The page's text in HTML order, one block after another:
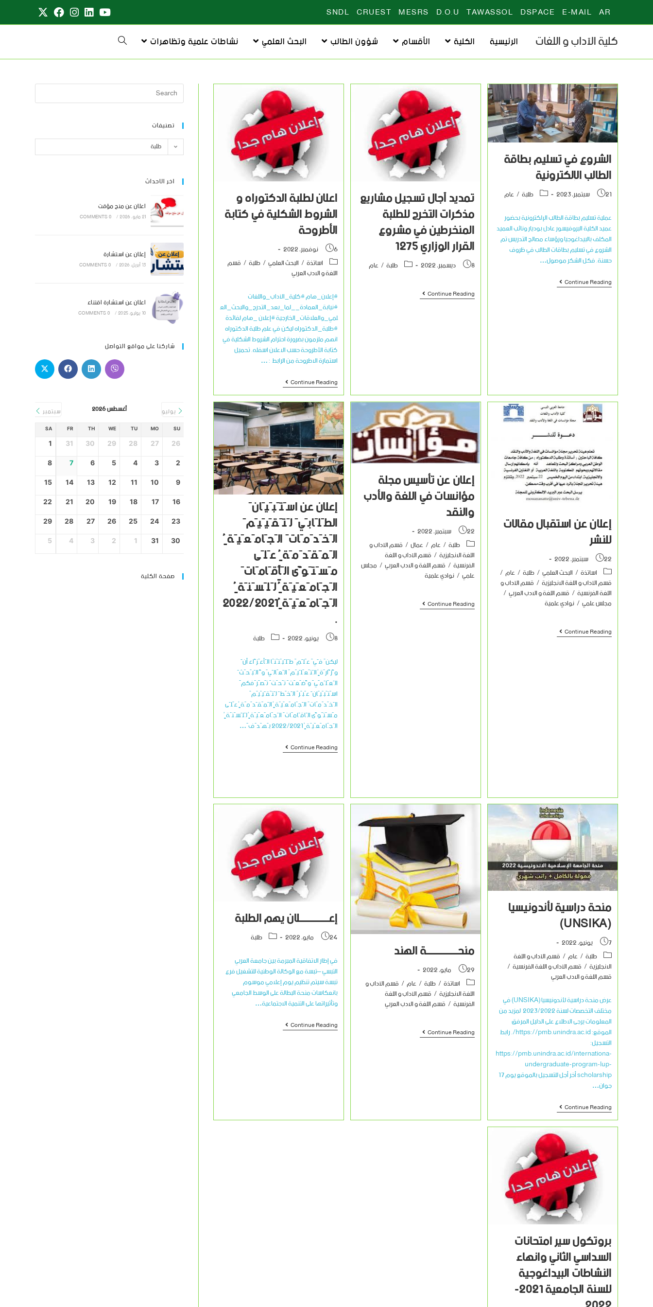
AR
E-MAIL
DSPACE
TAWASSOL
D.O.U
MESRS
CRUEST
SNDL
كلية الآداب و اللغات الرئيسية الكلية الأقسام شؤون الطالب البحث العلمي نشاطات علمية وتظاهرات
الشروع في تسليم بطاقة
الطالب الإلكترونية
21 سبتمبر، 2023 طلبة/عام
عملية تسليم بطاقة الطالب الإلكترونية بحضور
عميد الكلية البروفيسور عادل بوديار ونائب العميد
المكلف بالبيداغوجيا ورؤساء مصالح التدريس تم
الشروع في تسليم بطاقات الطالب في ظروف
حسنة. فكل الشكر موصول…
Continue Reading
تمديد آجال تسجيل مشاريع
مذكرات التخرج للطلبة
المنخرطين في مشروع
القرار الوزاري 1275
8 ديسمبر، 2022 طلبة/عام
Continue Reading
اعلان لطلبة الدكتوراه و
الشروط الشكلية في كتابة
الأطروحة
6 نوفمبر، 2022
اساتذة/ البحث العلمي/طلبة/ قسم
اللغة و الادب العربي
#إعلان_هام #كلية_الآداب_واللغات
#نيابة_العمادة__لما_بعد_التدرج_والبحث_الع
لمي_والعلاقات_الخارجية #إعلان _هام لفائدة
#طلبة_الدكتوراه ليكن في علم طلبة الدكتوراه
انهم ملزمون بضرورة احترام الشروط الشكلية في
كتابة الأطروحة حسب الاعلان اسفله. تحميل
استمارة الاطروحة من الرابط : …
Continue Reading
إعلان عن استقبال مقالات
للنشر
22 سبتمبر، 2022
اساتذة/ البحث العلمي/طلبة/عام/
قسم الآداب و اللغة الانجليزية/ قسم الآداب و
اللغة الفرنسية/ قسم اللغة و الادب العربي/
مجلس علمي/نوادي علمية
Continue Reading
إعلان عن تأسيس مجلة
مؤانسات في اللغة والأدب
والنقد
22 سبتمبر، 2022
طلبة/عام/عمال/ قسم الآداب و
اللغة الانجليزية/ قسم الآداب و اللغة
الفرنسية/ قسم اللغة و الادب العربي/ مجلس
علمي/نوادي علمية
Continue Reading
إعلان عن اسَتَبَيَانَ
الطَلَابَيَ لَتَقَيَيَمَ
الَخَدَمَاتَ الَجَامَعَيَةٍُ
الَمَقَدَمَةٍُ عَلَى
مَسَتَوًّى الَآٍٍَِقَامَاتَ
الَجَامَعَيَةٍُ لَلَسَنَةٍُ
الَجَامَعَيَةٍُ2022/2021
.
8 يونيو، 2022
طلبة
ليكنَ فَيَ عَلَمَ طَلَبَتَنَا الَأعَزَّاء أنَ
وًّزَّارَةٍُ الَتَعَلَيَمَ الَعَالَيَ وًّ الَبَحَثَ
الَعَلَمَيَ وًّضَعَتَ تَحَتَ تَصَرَفكمَ
اسَتَبَيَانَ عَبَرَ الَخَطَ لَتَقَيَيَمَ
الَخَدَمَاتَ الَجَامَعَيَةٍُ الَمَقَدَمَةٍُ عَلَى
مَسَتَوًّى الَاقَامَاتَ الَجَامَعَيَةٍُ لَلَسَنَةٍُ
الَجَامَعَيَةٍُ 2022/2021 بَهَدَفَ…
Continue Reading
منحة دراسية لأندونيسيا
(UNSIKA)
7 يونيو، 2022
طلبة/عام/ قسم الآداب و اللغة
الانجليزية/ قسم الآداب و اللغة الفرنسية/
قسم اللغة و الادب العربي
عرض منحة دراسية لأندونيسيا (UNSIKA) في
مختلف التخصصات لسنة 2023/2022 لمزيد من
المعلومات يرجى الاطلاع على الدليل المرفق
الموقع: https://pmb.unindra.ac.id/. رابط
التسجيل:
https://pmb.unindra.ac.id/internationa-
undergraduate-program-lup-
scholarship أخر أجل للتسجيل بالموقع يوم 17
جوان…
Continue Reading
منحــــــــــــــة الهند
29 مايو، 2022
اساتذة/طلبة/عام/ قسم الآداب و
اللغة الانجليزية/ قسم الآداب و اللغة
الفرنسية/ قسم اللغة و الادب العربي
Continue Reading
إعـــــــــــــلان يهم الطلبة
24 مايو، 2022
طلبة
في إطار الاتفاقية المبرمة بين جامعة العربي
التبسي –تبسة مع الوكالة الوطنية للتشغيل فرع
تبسة سيتم تنظيم يوم إعلامي موسوم
بانعكاسات منحة البطالة على الوسط الجامعي
وتأثيراتها على التنمية الاجتماعية…
Continue Reading
بروتكول سير امتحانات
السداسي الثاني وانهاء
النشاطات البيداغوجية
للسنة الجامعية 2021-
تصنيفات
طلبة
اخر الاحداث
اعلان عن منح مؤقت
21 مايو، 2026 /
0 COMMENTS
إعلان عن استشارة
13 أبريل، 2026 /
0 COMMENTS
اعلان عن استشارة اقتناء
10 يوليو، 2025 /
0 COMMENTS
شاركنا على مواقع التواصل
يوليو أغسطس 2026 سبتمبر
SU
MO
TU
WE
TH
FR
SA
26
27
28
29
30
31
1
2
3
4
5
6
7
8
9
10
11
12
13
14
15
16
17
18
19
20
21
22
23
24
25
26
27
28
29
30
31
1
2
3
4
5
صفحة الكلية